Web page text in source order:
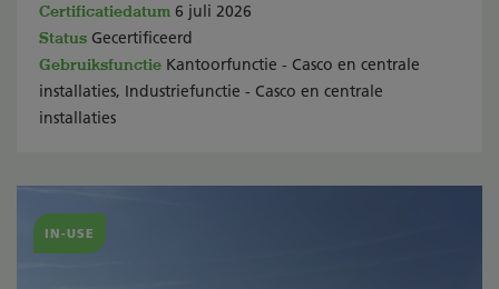
Certificatiedatum 6 juli 2026
Status Gecertificeerd
Gebruiksfunctie Kantoorfunctie - Casco en centrale
installaties, Industriefunctie - Casco en centrale
installaties
IN-USE